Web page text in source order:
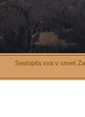
Sestopila sva v smeri